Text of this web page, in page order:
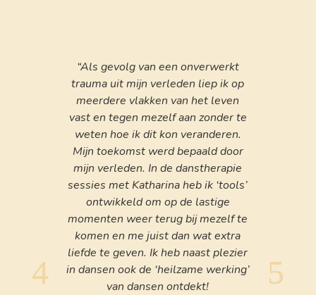
“Als gevolg van een onverwerkt
trauma uit mijn verleden liep ik op
meerdere vlakken van het leven
vast en tegen mezelf aan zonder te
weten hoe ik dit kon veranderen.
Mijn toekomst werd bepaald door
mijn verleden. In de danstherapie
sessies met Katharina heb ik ‘tools’
ontwikkeld om op de lastige
momenten weer terug bij mezelf te
komen en me juist dan wat extra
liefde te geven. Ik heb naast plezier
in dansen ook de ‘heilzame werking’
van dansen ontdekt!